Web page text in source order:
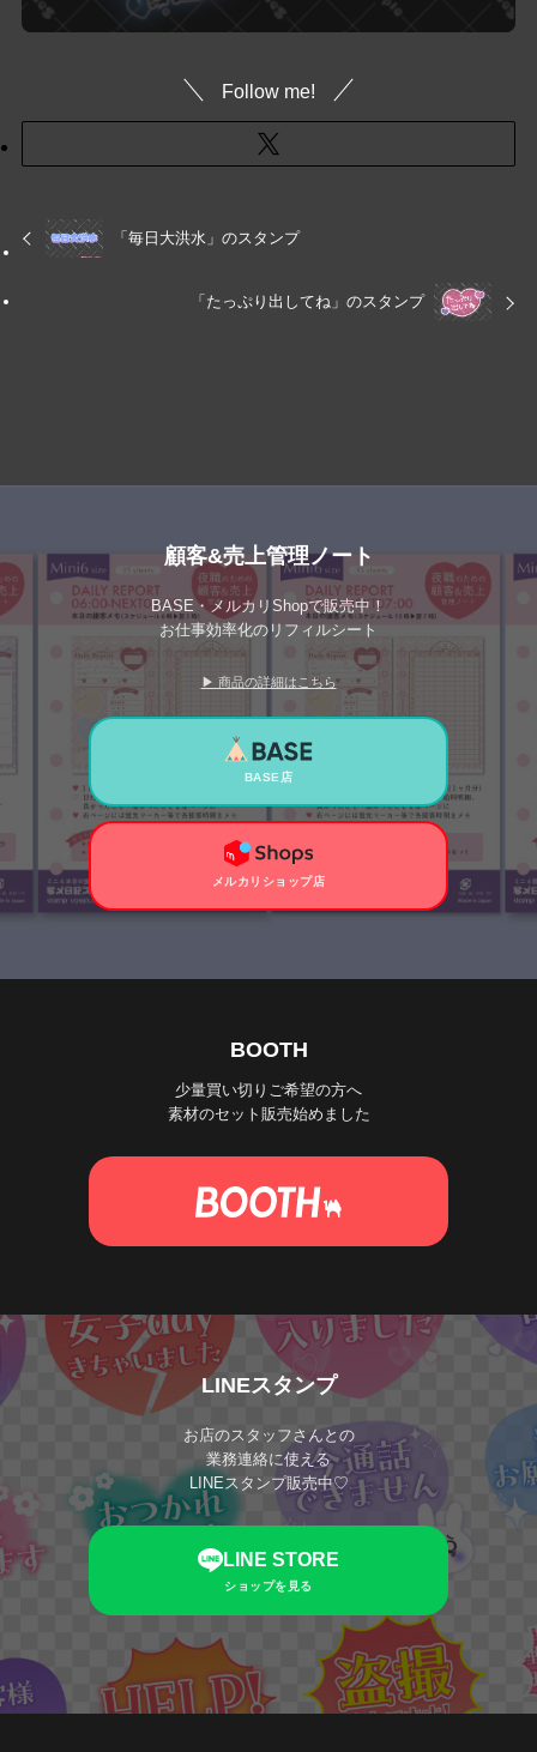
Follow me!
「毎日大洪水」のスタンプ
「たっぷり出してね」のスタンプ
顧客&売上管理ノート
BASE・メルカリShopで販売中！
お仕事効率化のリフィルシート
▶ 商品の詳細はこちら
BASE店
メルカリショップ店
BOOTH
少量買い切りご希望の方へ
素材のセット販売始めました
LINEスタンプ
お店のスタッフさんとの
業務連絡に使える
LINEスタンプ販売中♡
LINE STORE
ショップを見る